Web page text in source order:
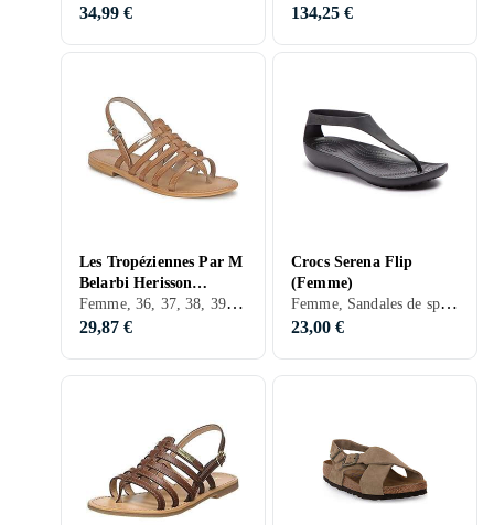
34,99 €
134,25 €
Les Tropéziennes Par M
Belarbi Herisson
(Femme)
Femme, 36, 37, 38, 39, 40, 41, 32, 33, 35, 34, Noir, Blanc, Argent, Gris, Marron, Bleu, Rouge, Orange, Or, Vert, Beige, Rose, Brons, Cuir, Tissu/Textile
29,87 €
Crocs Serena Flip
(Femme)
Femme, Sandales de sport, 36, 37, 38, 39, 40, 41, 42, 43, 36,5, 38,5, 40,5, 42,5, 43,5, 44,5, 33, 35, 33,5, 34, 35,5, 39,5, 37,5, Noir, Blanc, Argent, Turkos, Marron, Bleu, Rouge, Orange, Beige, Rose, Brons
23,00 €